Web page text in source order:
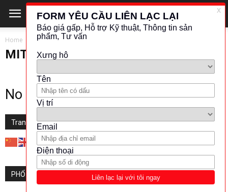
Home MITSUBISHI
MITSUBISHI
No posts to display
Translate this website
PHỔ BIẾN